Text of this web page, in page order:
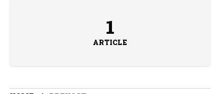
1
ARTICLE